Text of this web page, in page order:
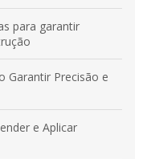
para garantir
Garantir Precisão e
e Aplicar